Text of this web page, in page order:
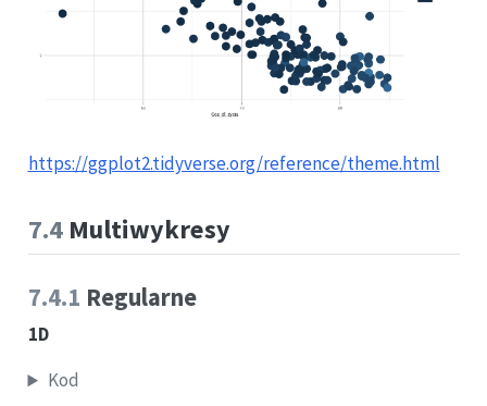
https://ggplot2.tidyverse.org/reference/theme.html
7.4Multiwykresy
7.4.1 Regularne
1D
Kod